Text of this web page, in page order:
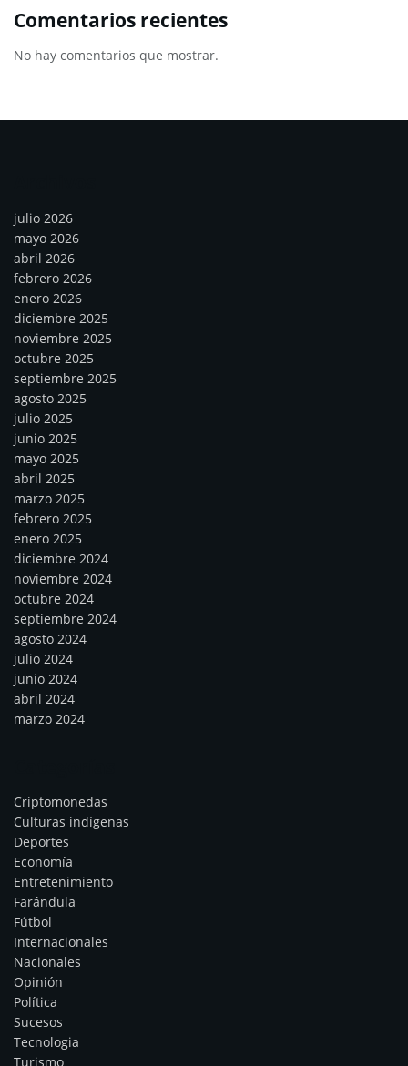
Comentarios recientes
No hay comentarios que mostrar.
julio 2026
mayo 2026
abril 2026
febrero 2026
enero 2026
diciembre 2025
noviembre 2025
octubre 2025
septiembre 2025
agosto 2025
julio 2025
junio 2025
mayo 2025
abril 2025
marzo 2025
febrero 2025
enero 2025
diciembre 2024
noviembre 2024
octubre 2024
septiembre 2024
agosto 2024
julio 2024
junio 2024
abril 2024
marzo 2024
Criptomonedas
Culturas indígenas
Deportes
Economía
Entretenimiento
Farándula
Fútbol
Internacionales
Nacionales
Opinión
Política
Sucesos
Tecnologia
Turismo